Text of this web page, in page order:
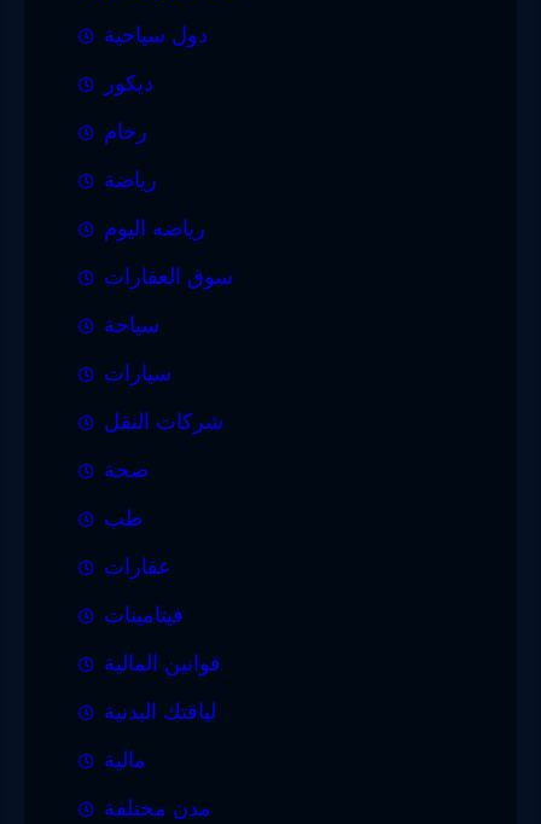
دول سياحية
ديكور
رخام
رياضة
رياضه اليوم
سوق العقارات
سياحة
سيارات
شركات النقل
صحة
طب
عقارات
فيتامينات
قوانين المالية
لياقتك البدنية
مالية
مدن مختلفة